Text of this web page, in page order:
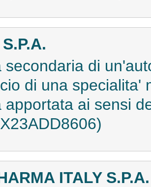
secondaria di
di una specialita'
apportata ai sensi
ITALY S.P.A.